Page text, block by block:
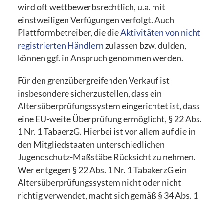
wird oft wettbewerbsrechtlich, u.a. mit
einstweiligen Verfügungen verfolgt. Auch
Plattformbetreiber, die dieAktivitäten von nicht
registrierten Händlern zulassen bzw. dulden,
können ggf. in Anspruch genommen werden.
Für den grenzübergreifenden Verkauf ist
insbesondere sicherzustellen, dass ein
Altersüberprüfungssystem eingerichtet ist, dass
eine EU-weite Überprüfung ermöglicht, § 22 Abs.
1 Nr. 1 TabaerzG. Hierbei ist vor allem auf die in
den Mitgliedstaaten unterschiedlichen
Jugendschutz-Maßstäbe Rücksicht zu nehmen.
Wer entgegen § 22 Abs. 1 Nr. 1 TabakerzG ein
Altersüberprüfungssystem nicht oder nicht
richtig verwendet, macht sich gemäß § 34 Abs. 1